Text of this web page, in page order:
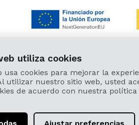
©
utiliza cookies
usa cookies para mejorar la
utilizar nuestro sitio web, usted
de acuerdo con nuestra política